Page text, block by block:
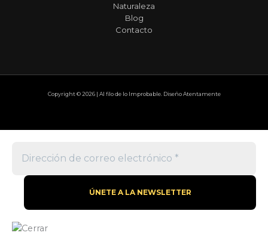
Naturaleza
Blog
Contacto
Copyright © 2026 | Al filo de lo Improbable. Diseño Atentamente